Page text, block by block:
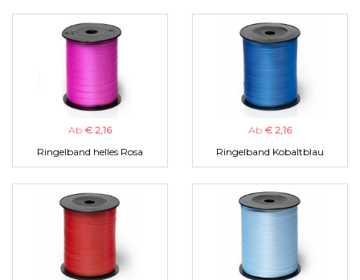
Ab € 2,16
Ringelband helles Rosa
Ab € 2,16
Ringelband Kobaltblau